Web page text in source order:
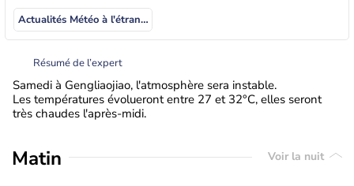
Actualités Météo à l'étranger
Résumé de l’expert
Samedi à Gengliaojiao, l'atmosphère sera instable.
Les températures évolueront entre 27 et 32°C, elles seront
très chaudes l'après-midi.
Matin Voir la nuit